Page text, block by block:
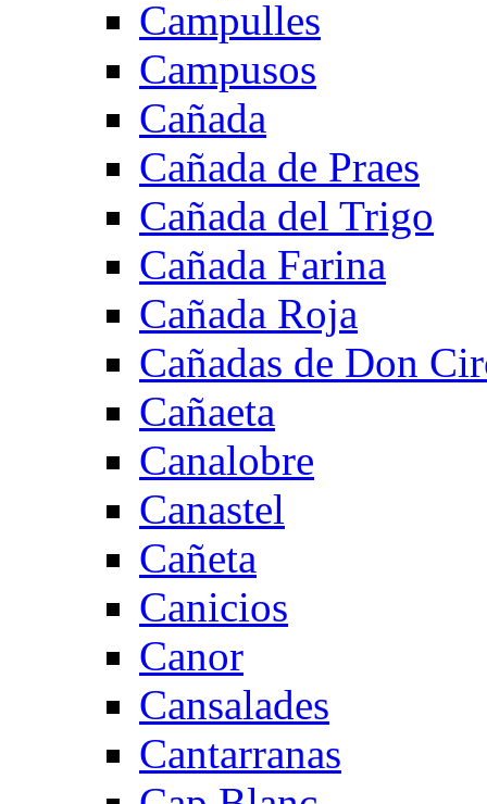
Campulles
Campusos
Cañada
Cañada de Praes
Cañada del Trigo
Cañada Farina
Cañada Roja
Cañadas de Don
Cañaeta
Canalobre
Canastel
Cañeta
Canicios
Canor
Cansalades
Cantarranas